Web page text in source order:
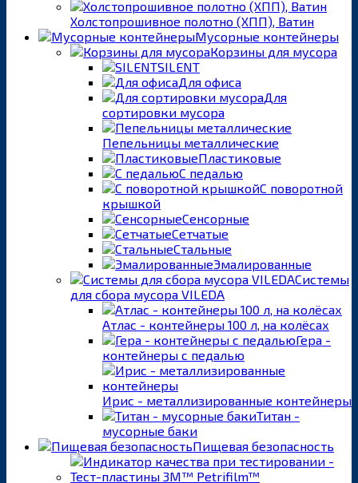
Холстопрошивное полотно (ХПП), Ватин
Мусорные контейнеры
Корзины для мусора
SILENT
Для офиса
Для
сортировки мусора
Пепельницы металлические
Пластиковые
С педалью
С поворотной
крышкой
Сенсорные
Сетчатые
Стальные
Эмалированные
Системы
для сбора мусора VILEDA
Атлас - контейнеры 100 л, на колёсах
Гера -
контейнеры с педалью
Ирис - металлизированные контейнеры
Титан -
мусорные баки
Пищевая безопасность